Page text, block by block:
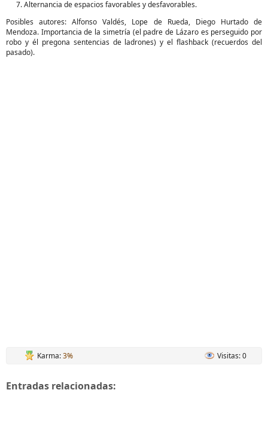
Alternancia de espacios favorables y desfavorables.
Posibles autores: Alfonso Valdés, Lope de Rueda, Diego Hurtado de
Mendoza. Importancia de la simetría (el padre de Lázaro es perseguido por
robo y él pregona sentencias de ladrones) y el flashback (recuerdos del
pasado).
Karma:3% Visitas: 0
Entradas relacionadas: